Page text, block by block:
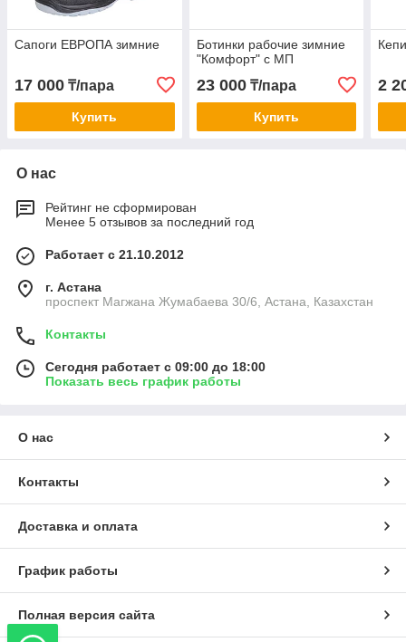
Сапоги ЕВРОПА зимние
17 000 ₸/пара
Купить
Ботинки рабочие зимние
"Комфорт" с МП
23 000₸/пара
Купить
2
О нас
Рейтинг не сформирован
Менее 5 отзывов за последний год
Работает с 21.10.2012
г. Астана
проспект Магжана Жумабаева 30/6, Астана, Казахстан
Контакты
Сегодня работает с 09:00 до 18:00
Показать весь график работы
О нас
Контакты
Доставка и оплата
График работы
Полная версия сайта